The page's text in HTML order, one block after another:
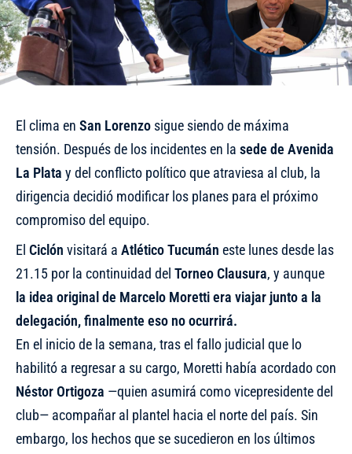
El clima en San Lorenzo sigue siendo de máxima
tensión. Después de los incidentes en la sede de Avenida
La Plata y del conflicto político que atraviesa al club, la
dirigencia decidió modificar los planes para el próximo
compromiso del equipo.
El Ciclón visitará a Atlético Tucumán este lunes desde las
21.15 por la continuidad del Torneo Clausura, y aunque
la idea original de Marcelo Moretti era viajar junto a la
delegación, finalmente eso no ocurrirá.
En el inicio de la semana, tras el fallo judicial que lo
habilitó a regresar a su cargo, Moretti había acordado con
Néstor Ortigoza —quien asumirá como vicepresidente del
club— acompañar al plantel hacia el norte del país. Sin
embargo, los hechos que se sucedieron en los últimos